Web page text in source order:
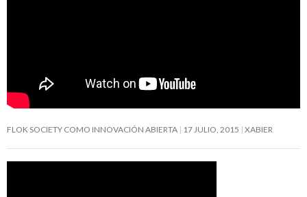
FLOK SOCIETY COMO INNOVACIÓN ABIERTA 17 JULIO, 2015 XABIER